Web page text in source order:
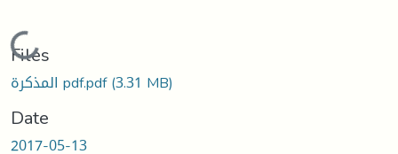
Loading...
Files
المذكرة pdf.pdf(3.31 MB)
Date
2017-05-13